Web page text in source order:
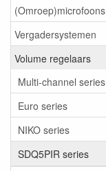
(Omroep)microfoons
Vergadersystemen
Volume regelaars
Multi-channel series
Euro series
NIKO series
SDQ5PIR series